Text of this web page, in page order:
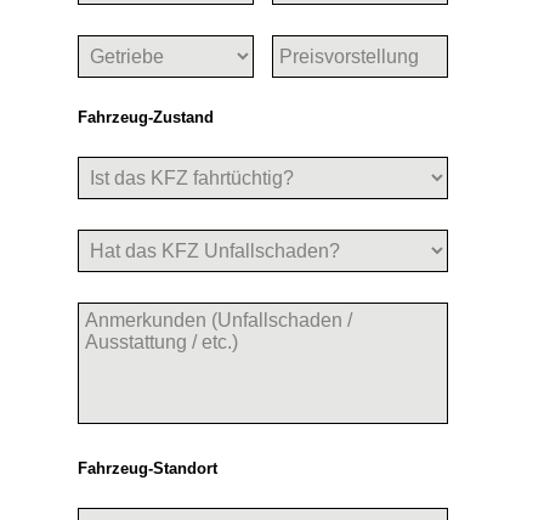
Fahrzeug-Zustand
Fahrzeug-Standort